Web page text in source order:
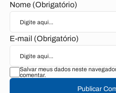
Nome (Obrigatório)
E-mail (Obrigatório)
Salvar meus dados neste
comentar.
Publicar